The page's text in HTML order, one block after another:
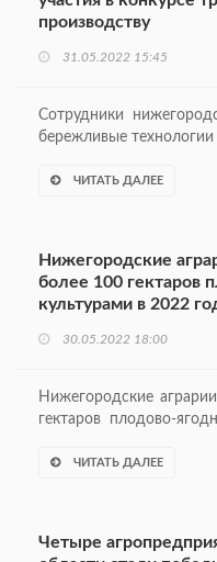
производству
31.05.2022 15:45
Сотрудники
бережливые технологии
ЧИТАТЬ ДАЛЕЕ
Нижегородские
более 100 гектаров
культурами в 2022
30.05.2022 18:00
Нижегородские
гектаров плодово-
ЧИТАТЬ ДАЛЕЕ
Четыре